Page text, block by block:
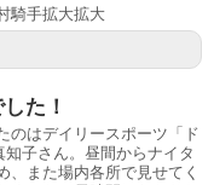
騎手拡大拡大
た！
のはデイリースポーツ「ド
子さん。昼間からナイタ
、また場内各所で見せてく